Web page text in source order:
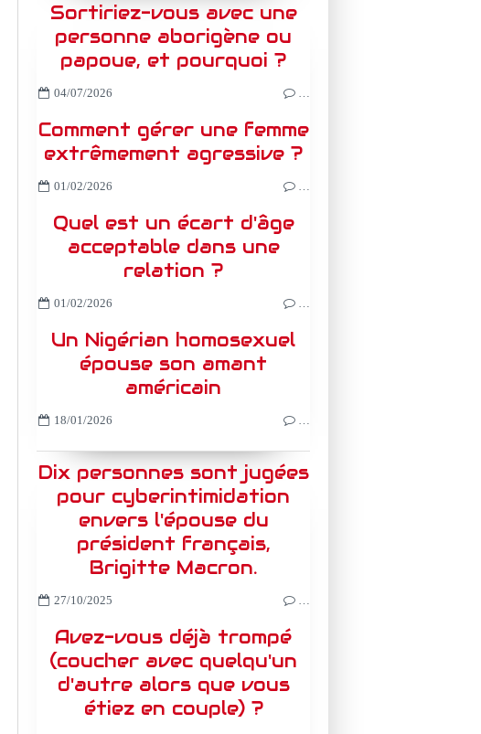
Sortiriez-vous avec une
personne aborigène ou
papoue, et pourquoi ?
04/07/2026 …
Comment gérer une femme
extrêmement agressive ?
01/02/2026 …
Quel est un écart d'âge
acceptable dans une
relation ?
01/02/2026 …
Un Nigérian homosexuel
épouse son amant
américain
18/01/2026 …
Dix personnes sont jugées
pour cyberintimidation
envers l'épouse du
président français,
Brigitte Macron.
27/10/2025 …
Avez-vous déjà trompé
(coucher avec quelqu'un
d'autre alors que vous
étiez en couple) ?